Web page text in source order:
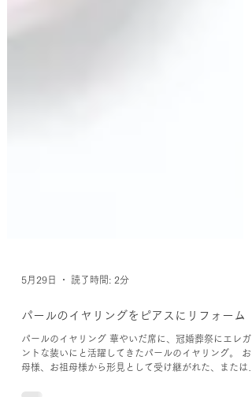
5月29日 読了時間: 2分
パールのイヤリングをピアスにリフォーム
パールのイヤリング 華やいだ席に、冠婚葬祭にエレガ